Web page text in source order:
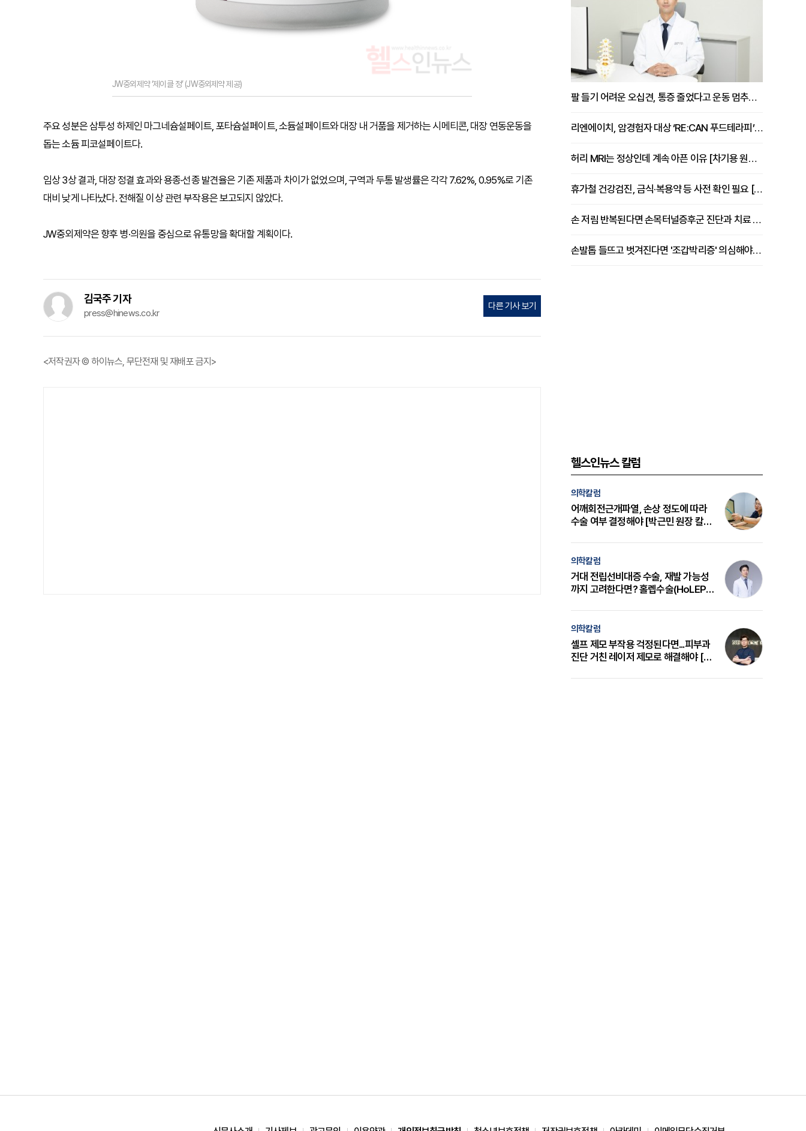
JW중외제약 ‘제이클 정’ (JW중외제약 제공)
주요 성분은 삼투성 하제인 마그네슘설페이트, 포타슘설페이트, 소듐설페이트와 대장 내 거품을 제거하는 시메티콘, 대장 연동운동을
돕는 소듐 피코설페이트다.
임상 3상 결과, 대장 정결 효과와 용종·선종 발견율은 기존 제품과 차이가 없었으며, 구역과 두통 발생률은 각각 7.62%, 0.95%로 기존
대비 낮게 나타났다. 전해질 이상 관련 부작용은 보고되지 않았다.
JW중외제약은 향후 병·의원을 중심으로 유통망을 확대할 계획이다.
김국주 기자
press@hinews.co.kr
다른 기사 보기
<저작권자 © 하이뉴스, 무단전재 및 재배포 금지>
팔 들기 어려운 오십견, 통증 줄었다고 운동 멈추면 안 되는 이유 [이병욱 원장 칼럼]
리엔에이치, 암경험자 대상 ‘RE:CAN 푸드테라피’ 운영
허리 MRI는 정상인데 계속 아픈 이유 [차기용 원장 칼럼]
휴가철 건강검진, 금식·복용약 등 사전 확인 필요 [정도감 원장 칼럼]
손 저림 반복된다면 손목터널증후군 진단과 치료 시기 살펴야 [김동현 원장 칼럼]
손발톱 들뜨고 벗겨진다면 '조갑박리증' 의심해야 [김철윤 원장 칼럼]
헬스인뉴스 칼럼
의학칼럼
어깨회전근개파열, 손상 정도에 따라
수술 여부 결정해야 [박근민 원장 칼
의학칼럼
거대 전립선비대증 수술, 재발 가능성
까지 고려한다면? 홀렙수술(HoLEP)
의학칼럼
셀프 제모 부작용 걱정된다면...피부과
진단 거친 레이저 제모로 해결해야 [변